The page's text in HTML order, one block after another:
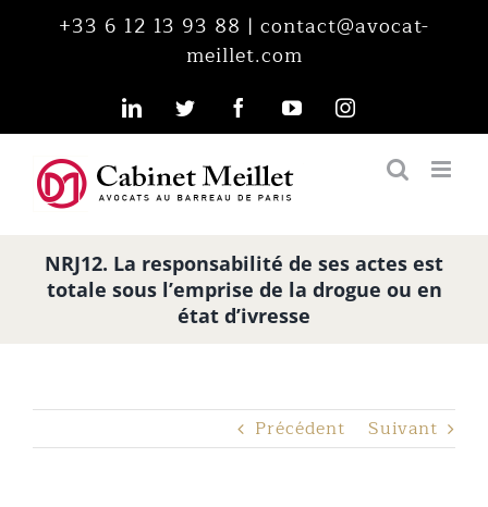
+33 6 12 13 93 88 | contact@avocat-
meillet.com
LinkedInTwitter FacebookYouTubeInstagram
NRJ12. La responsabilité de ses actes est
totale sous l’emprise de la drogue ou en
état d’ivresse
Précédent Suivant